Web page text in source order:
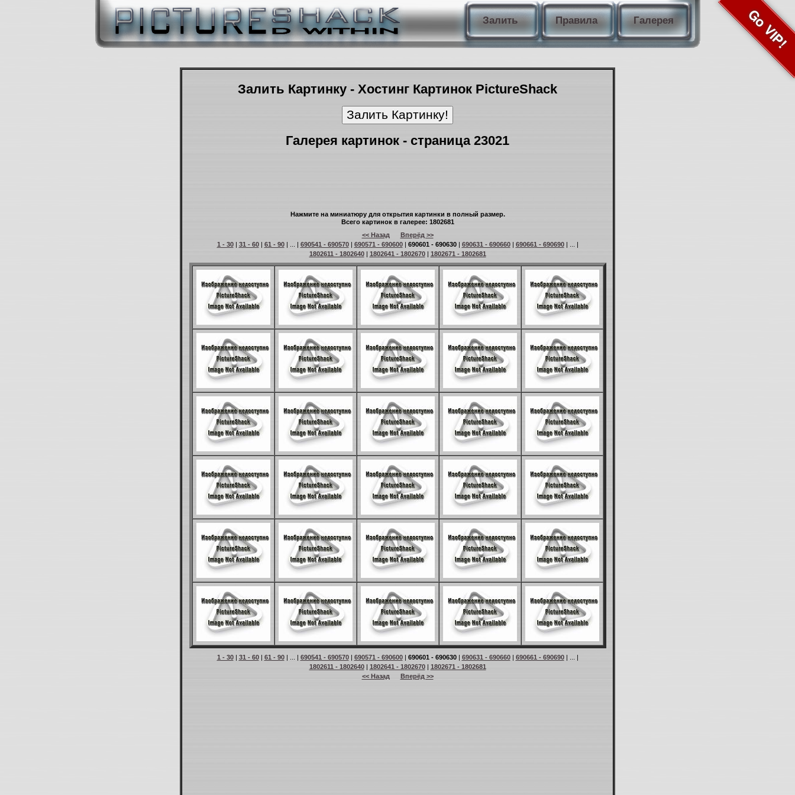
Залить Правила Галерея Go VIP!
Залить Картинку - Хостинг Картинок PictureShack
Галерея картинок - страница 23021
Нажмите на миниатюру для открытия картинки в полный размер.
Всего картинок в галерее: 1802681
<< Назад
Вперёд >>
1 - 30| 31 - 60| 61 - 90| ... | 690541 - 690570| 690571 - 690600| 690601 - 690630| 690631 - 690660| 690661 - 690690| ... |
1802611 - 1802640| 1802641 - 1802670| 1802671 - 1802681
1 - 30| 31 - 60| 61 - 90| ... | 690541 - 690570| 690571 - 690600| 690601 - 690630| 690631 - 690660| 690661 - 690690| ... |
1802611 - 1802640| 1802641 - 1802670| 1802671 - 1802681
<< Назад
Вперёд >>